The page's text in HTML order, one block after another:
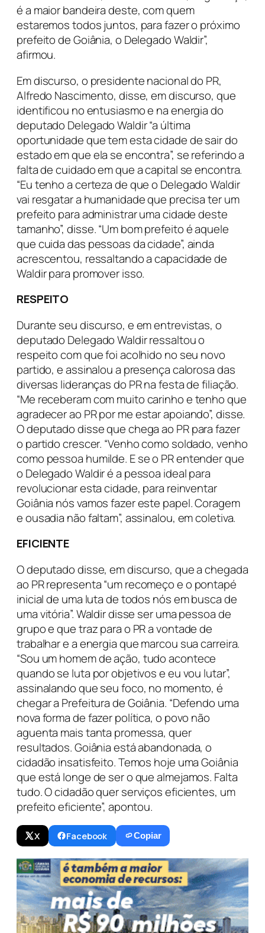
X Facebook Copiar
é a maior bandeira deste, com quem
estaremos todos juntos, para fazer o próximo
prefeito de Goiânia, o Delegado Waldir”,
afirmou.
Em discurso, o presidente nacional do PR,
Alfredo Nascimento, disse, em discurso, que
identificou no entusiasmo e na energia do
deputado Delegado Waldir “a última
oportunidade que tem esta cidade de sair do
estado em que ela se encontra”, se referindo a
falta de cuidado em que a capital se encontra.
“Eu tenho a certeza de que o Delegado Waldir
vai resgatar a humanidade que precisa ter um
prefeito para administrar uma cidade deste
tamanho”, disse. “Um bom prefeito é aquele
que cuida das pessoas da cidade”, ainda
acrescentou, ressaltando a capacidade de
Waldir para promover isso.
RESPEITO
Durante seu discurso, e em entrevistas, o
deputado Delegado Waldir ressaltou o
respeito com que foi acolhido no seu novo
partido, e assinalou a presença calorosa das
diversas lideranças do PR na festa de filiação.
“Me receberam com muito carinho e tenho que
agradecer ao PR por me estar apoiando”, disse.
O deputado disse que chega ao PR para fazer
o partido crescer. “Venho como soldado, venho
como pessoa humilde. E se o PR entender que
o Delegado Waldir é a pessoa ideal para
revolucionar esta cidade, para reinventar
Goiânia nós vamos fazer este papel. Coragem
e ousadia não faltam”, assinalou, em coletiva.
EFICIENTE
O deputado disse, em discurso, que a chegada
ao PR representa “um recomeço e o pontapé
inicial de uma luta de todos nós em busca de
uma vitória”. Waldir disse ser uma pessoa de
grupo e que traz para o PR a vontade de
trabalhar e a energia que marcou sua carreira.
“Sou um homem de ação, tudo acontece
quando se luta por objetivos e eu vou lutar”,
assinalando que seu foco, no momento, é
chegar a Prefeitura de Goiânia. “Defendo uma
nova forma de fazer política, o povo não
aguenta mais tanta promessa, quer
resultados. Goiânia está abandonada, o
cidadão insatisfeito. Temos hoje uma Goiânia
que está longe de ser o que almejamos. Falta
tudo. O cidadão quer serviços eficientes, um
prefeito eficiente”, apontou.